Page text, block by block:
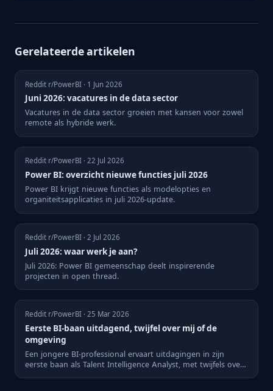
Gerelateerde artikelen
Reddit r/PowerBI · 1 Jun 2026
Juni 2026: vacatures in de data sector
Vacatures in de data sector groeien met kansen voor zowel
remote als hybride werk.
Reddit r/PowerBI · 22 Jul 2026
Power BI: overzicht nieuwe functies juli 2026
Power BI krijgt nieuwe functies als modelopties en
organiteitsapplicaties in juli 2026-update.
Reddit r/PowerBI · 2 Jul 2026
Juli 2026: waar werk je aan?
Juli 2026: Power BI gemeenschap deelt inspirerende
projecten in open thread.
Reddit r/PowerBI · 25 Mar 2026
Eerste BI-baan uitdagend, twijfel over mij of de
omgeving
Een jongere BI-professional ervaart uitdagingen in zijn
eerste baan als Talent Intelligence Analyst, met twijfels over